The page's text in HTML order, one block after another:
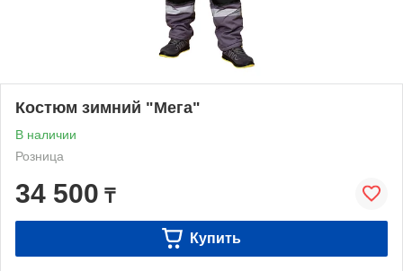
Костюм зимний "Мега"
В наличии
Розница
34 500 ₸
Купить